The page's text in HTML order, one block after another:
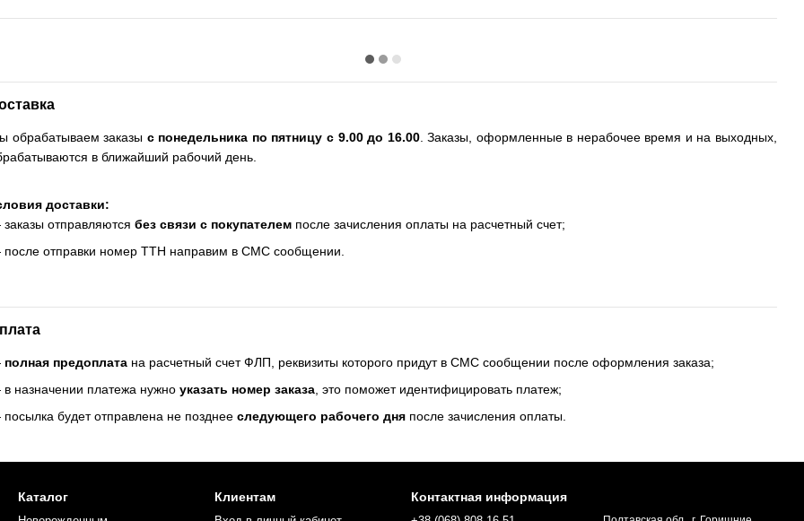
обрабатываем заказы с понедельника по пятницу с 9.00 до 16.00. Заказы, оформленные в нерабочее время и на выходных,
в ближайший рабочий день.
доставки:
отправляютсябез связи с покупателем после зачисления оплаты на расчетный счет;
отправки номер ТТН направим в СМС сообщении.
полная предоплата на расчетный счет ФЛП, реквизиты которого придут в СМС сообщении после оформления заказа;
назначении платежа нужноуказать номер заказа , это поможет идентифицировать платеж;
будет отправлена не позднееследующего рабочего дня после зачисления оплаты.
Каталог Клиентам Контактная информация